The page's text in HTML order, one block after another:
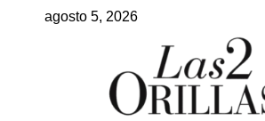
agosto 5, 2026